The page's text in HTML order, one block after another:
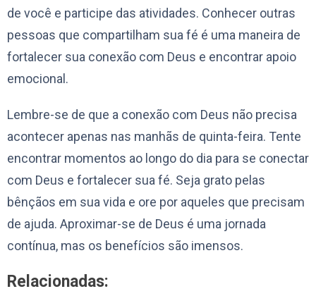
de você e participe das atividades. Conhecer outras
pessoas que compartilham sua fé é uma maneira de
fortalecer sua conexão com Deus e encontrar apoio
emocional.
Lembre-se de que a conexão com Deus não precisa
acontecer apenas nas manhãs de quinta-feira. Tente
encontrar momentos ao longo do dia para se conectar
com Deus e fortalecer sua fé. Seja grato pelas
bênçãos em sua vida e ore por aqueles que precisam
de ajuda. Aproximar-se de Deus é uma jornada
contínua, mas os benefícios são imensos.
Relacionadas: